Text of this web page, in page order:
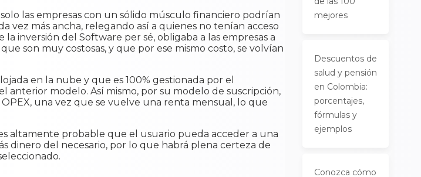
las empresas con un sólido músculo financiero podrían
vez más ancha, relegando así a quienes no tenían acceso
inversión del Software per sé, obligaba a las empresas a
son muy costosas, y que por ese mismo costo, se volvían
en la nube y que es 100% gestionada por el
modelo. Así mismo, por su modelo de suscripción,
una vez que se vuelve una renta mensual, lo que
altamente probable que el usuario pueda acceder a una
dinero del necesario, por lo que habrá plena certeza de
mejores
Descuentos de
salud y pensión
en Colombia:
porcentajes,
fórmulas y
ejemplos
Conozca cómo